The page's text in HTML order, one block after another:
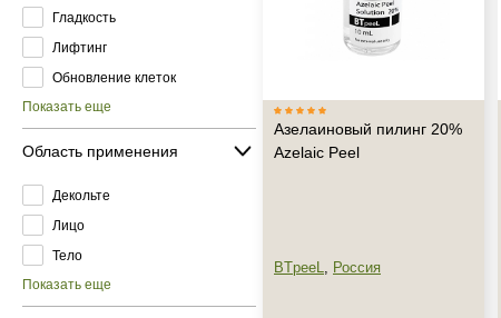
Гладкость
Лифтинг
Обновление клеток
Показать еще
Область применения
Декольте
Лицо
Тело
Показать еще
Азелаиновый пилинг 20%
Azelaic Peel
BTpeeL, Россия